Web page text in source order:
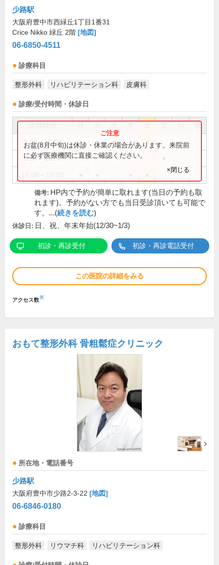
少路駅
大阪府豊中市西緑丘1丁目1番31
Crice Nikko 緑丘 2階 [地図]
06-6850-4511
診療科目
整形外科 リハビリテーション科 皮膚科
診療/受付時間・休診日
祝
9:00～12:00 ● ● ● ● ●
9:00～13:00
お盆(8月中旬)は休診・休業の場合があります。来院前
に必ず医療機関に直接ご確認ください。
×閉じる
備考: HP内で予約が簡単に取れます(当日の予約も取
れます)。予約がない方でも当日受診頂いても可能で
す。...(続きを読む)
休診日: 日、祝、年末年始(12/30~1/3)
初診・再診受付 初診・再診電話受付
この医院の詳細をみる
アクセス数※
おもて整形外科 骨粗鬆症クリニック
所在地・電話番号
少路駅
大阪府豊中市少路2-3-22 [地図]
06-6846-0180
診療科目
整形外科 リウマチ科 リハビリテーション科